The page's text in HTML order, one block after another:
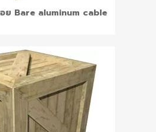
ย Bare aluminum cable